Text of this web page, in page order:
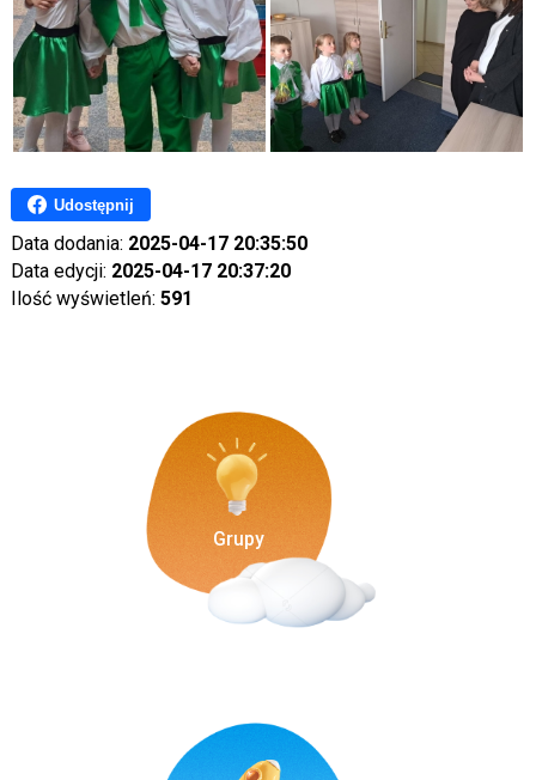
Udostępnij
Data dodania: 2025-04-17 20:35:50
Data edycji: 2025-04-17 20:37:20
Ilość wyświetleń: 591
Grupy